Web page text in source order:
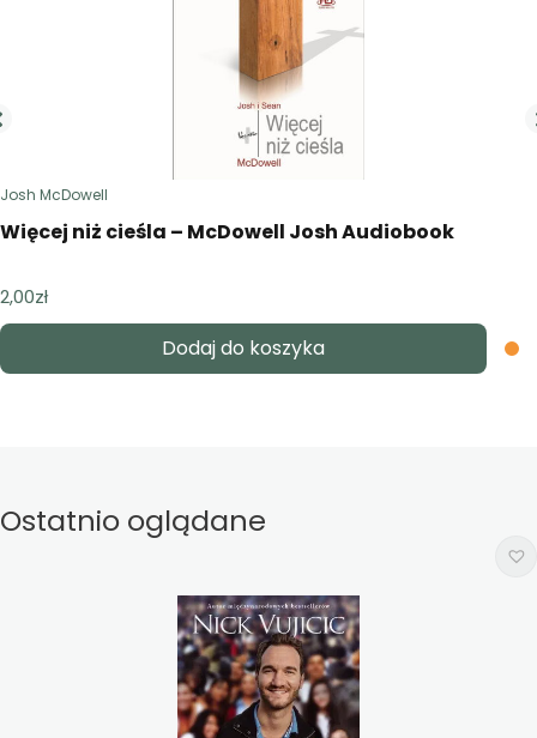
Josh McDowell
Więcej niż cieśla – McDowell Josh Audiobook
2,00zł
Dodaj do koszyka
Ostatnio oglądane